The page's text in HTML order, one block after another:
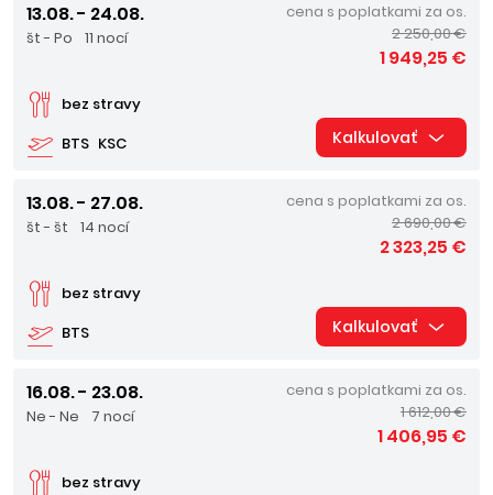
13.08. - 24.08.
št - Po 11 nocí
BTS KSC
bez stravy
cena s poplatkami za os.
2 250,00 €
1 949,25 €
Kalkulovať
13.08. - 27.08.
št - št 14 nocí
BTS
bez stravy
cena s poplatkami za os.
2 690,00 €
2 323,25 €
Kalkulovať
16.08. - 23.08.
Ne - Ne 7 nocí
bez stravy
cena s poplatkami za os.
1 612,00 €
1 406,95 €